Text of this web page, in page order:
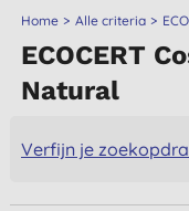
Home Alle criteria
ECOCERT
Natural
Verfijn je